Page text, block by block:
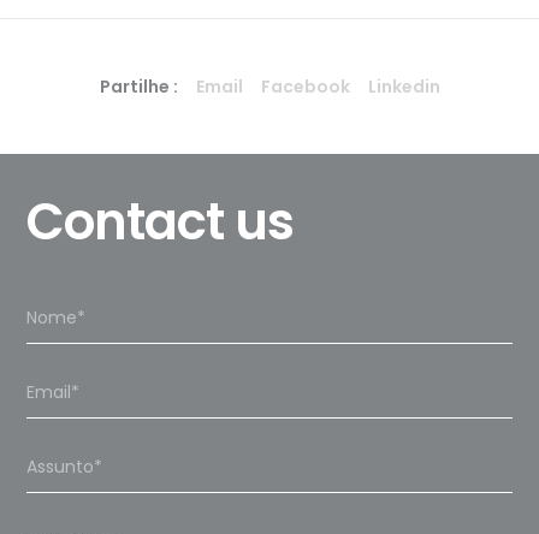
Partilhe : Email Facebook Linkedin
Contact us